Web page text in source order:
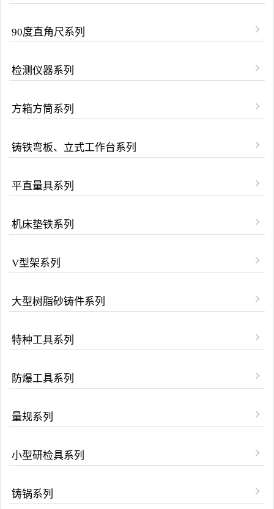
90度直角尺系列
检测仪器系列
方箱方筒系列
铸铁弯板、立式工作台系列
平直量具系列
机床垫铁系列
V型架系列
大型树脂砂铸件系列
特种工具系列
防爆工具系列
量规系列
小型研检具系列
铸锅系列